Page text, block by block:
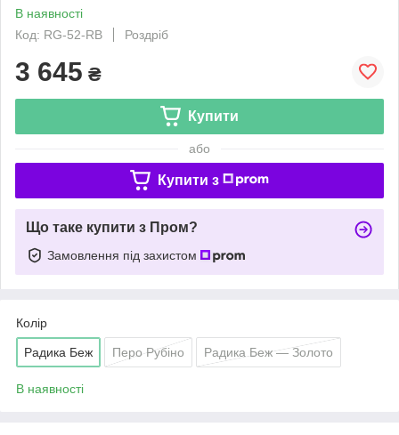
В наявності
Код: RG-52-RB
Роздріб
3 645 ₴
Купити
або
Купити з
Що таке купити з Пром?
Замовлення під захистом
Колір
Радика Беж Перо Рубіно Радика Беж — Золото
В наявності